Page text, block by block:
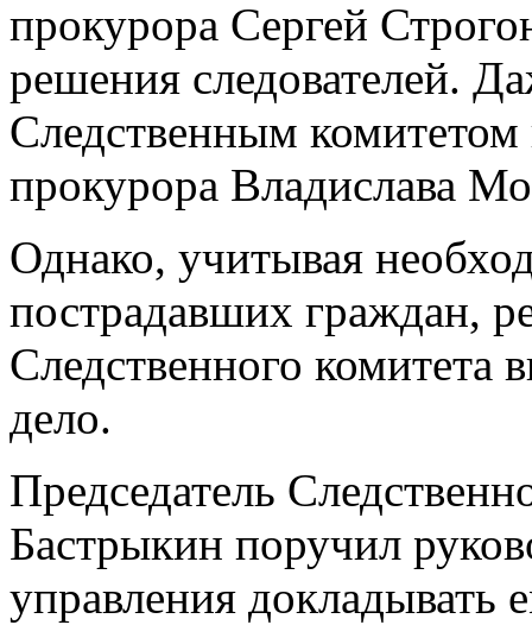
прокурора Сергей
решения следователей.
Следственным комитетом
прокурора Владислава
Однако, учитывая
пострадавших граждан,
Следственного комитета
дело.
Председатель
Бастрыкин поручил
управления